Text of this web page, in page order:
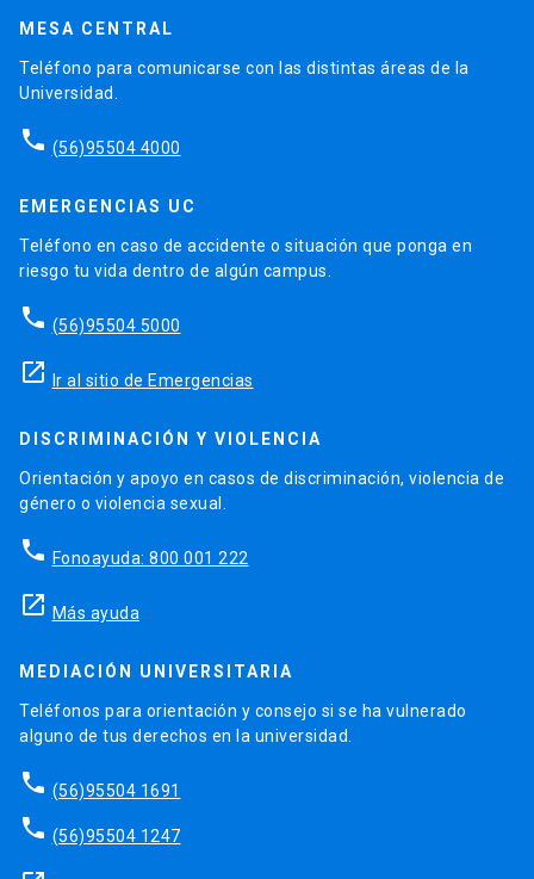
MESA CENTRAL
Teléfono para comunicarse con las distintas áreas de la
Universidad.
phone (56)95504 4000
EMERGENCIAS UC
Teléfono en caso de accidente o situación que ponga en
riesgo tu vida dentro de algún campus.
phone (56)95504 5000
launch Ir al sitio de Emergencias
DISCRIMINACIÓN Y VIOLENCIA
Orientación y apoyo en casos de discriminación, violencia de
género o violencia sexual.
phone Fonoayuda: 800 001 222
launch Más ayuda
MEDIACIÓN UNIVERSITARIA
Teléfonos para orientación y consejo si se ha vulnerado
alguno de tus derechos en la universidad.
phone (56)95504 1691
phone (56)95504 1247